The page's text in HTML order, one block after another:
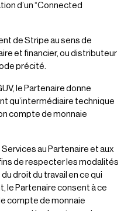
d’un “Connected
de Stripe au sens de
et financier, ou distributeur
précité.
le Partenaire donne
qu’intermédiaire technique
compte de monnaie
Services au Partenaire et aux
de respecter les modalités
droit du travail en ce qui
le Partenaire consent à ce
compte de monnaie